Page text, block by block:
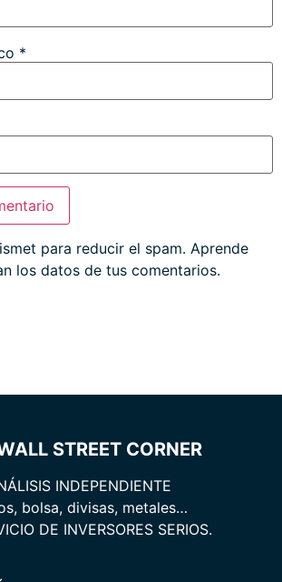
*
para reducir el spam. Aprende
los datos de tus comentarios.
STREET CORNER
INDEPENDIENTE
bolsa, divisas, metales…
DE INVERSORES SERIOS.